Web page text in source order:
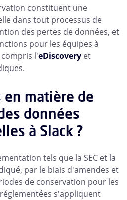
constituent une
dans tout processus de
des pertes de données, et
pour les équipes à
l'eDiscovery et
en matière de
données
à Slack ?
tels que la SEC et la
par le biais d'amendes et
de conservation pour les
s'appliquent